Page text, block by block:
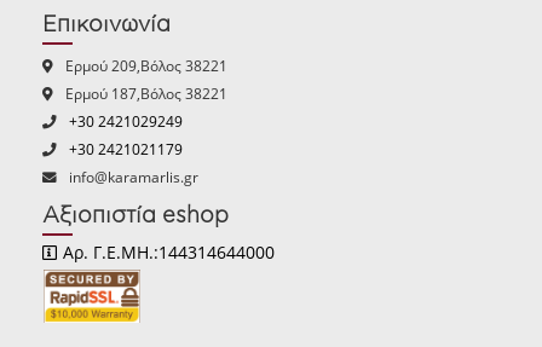
Επικοινωνία
Ερμού 209,Βόλος 38221
Ερμού 187,Βόλος 38221
+30 2421029249
+30 2421021179
info@karamarlis.gr
Αξιοπιστία eshop
Αρ. Γ.Ε.ΜΗ.:144314644000